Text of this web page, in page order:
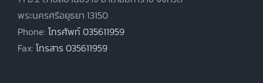
พระนครศรีอยุธยา 13150
Phone: โทรศัพท์ 035611959
Fax: โทรสาร 035611959